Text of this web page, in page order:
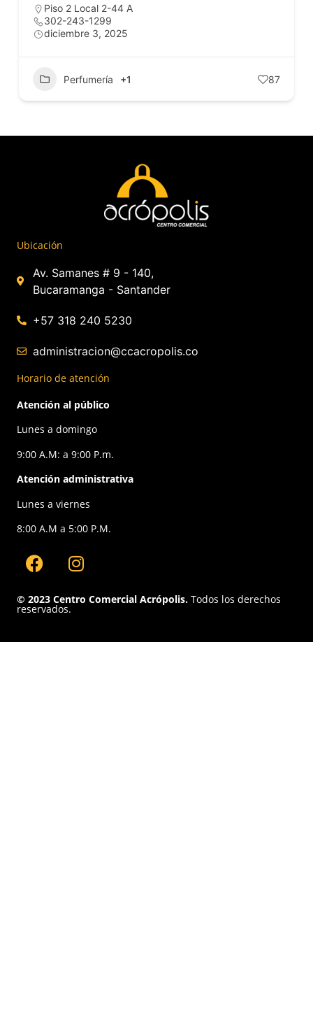
Piso 2 Local 2-44 A
302-243-1299
diciembre 3, 2025
Perfumería +1 87
Ubicación
Av. Samanes # 9 - 140,
Bucaramanga - Santander
+57 318 240 5230
administracion@ccacropolis.co
Horario de atención
Atención al público
Lunes a domingo
9:00 A.M: a 9:00 P.m.
Atención administrativa
Lunes a viernes
8:00 A.M a 5:00 P.M.
© 2023 Centro Comercial Acrópolis. Todos los derechos
reservados.